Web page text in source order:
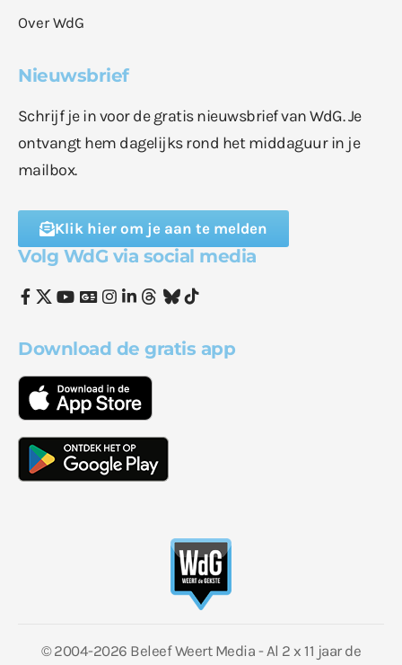
Over WdG
Nieuwsbrief
Schrijf je in voor de gratis nieuwsbrief van WdG. Je
ontvangt hem dagelijks rond het middaguur in je
mailbox.
Klik hier om je aan te melden
Volg WdG via social media
Download de gratis app
© 2004-2026 Beleef Weert Media - Al 2 x 11 jaar de